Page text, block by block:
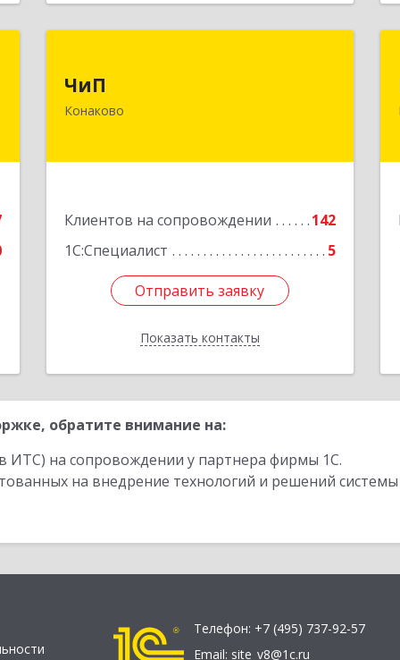
ЧиП
Конаково
Клиентов на сопровождении
142
1С:Специалист
5
Отправить заявку
Показать контакты
н, Конаково г, Энергетиков ул, дом №
Отправить заявку
Назад
обратите внимание на:
ИТС) на сопровождении у партнера фирмы 1С.
на внедрение технологий и решений
Телефон: +7 (495) 737-92-57
Email: site_v8@1c.ru